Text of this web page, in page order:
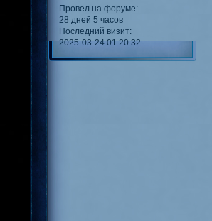
Провел на форуме:
28 дней 5 часов
Последний визит:
2025-03-24 01:20:32